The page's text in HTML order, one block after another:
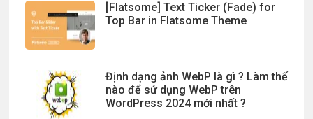
[Flatsome] Text Ticker (Fade) for
Top Bar in Flatsome Theme
Định dạng ảnh WebP là gì ? Làm thế
nào để sử dụng WebP trên
WordPress 2024 mới nhất ?